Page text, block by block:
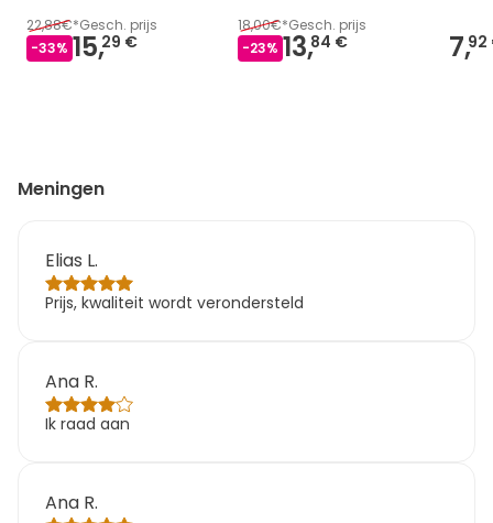
22,88€*Gesch. prijs
-33% 15,29 €
18,00€*Gesch. prijs
-23% 13,84 € 7,92
Meningen
Elias L.
Prijs, kwaliteit wordt verondersteld
Ana R.
Ik raad aan
Ana R.